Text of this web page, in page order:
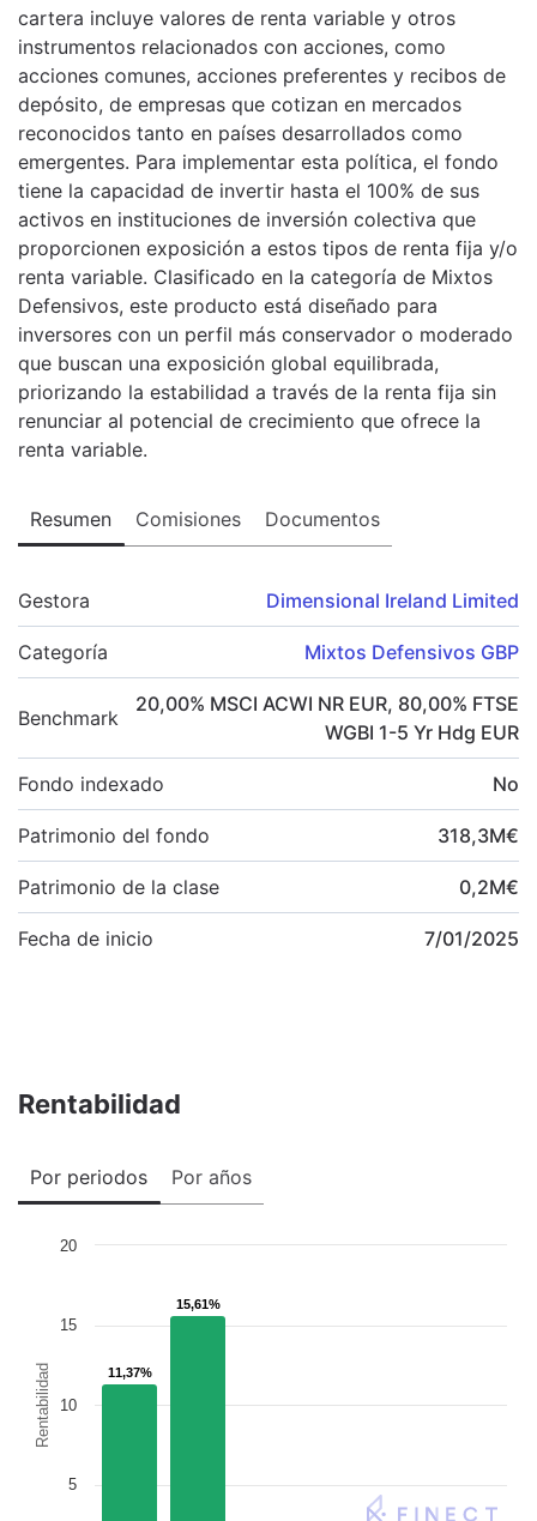
cartera incluye valores de renta variable y otros
instrumentos relacionados con acciones, como
acciones comunes, acciones preferentes y recibos de
depósito, de empresas que cotizan en mercados
reconocidos tanto en países desarrollados como
emergentes. Para implementar esta política, el fondo
tiene la capacidad de invertir hasta el 100% de sus
activos en instituciones de inversión colectiva que
proporcionen exposición a estos tipos de renta fija y/o
renta variable. Clasificado en la categoría de Mixtos
Defensivos, este producto está diseñado para
inversores con un perfil más conservador o moderado
que buscan una exposición global equilibrada,
priorizando la estabilidad a través de la renta fija sin
renunciar al potencial de crecimiento que ofrece la
renta variable.
Resumen Comisiones Documentos
Gestora Dimensional Ireland Limited
Categoría Mixtos Defensivos GBP
Benchmark
20,00% MSCI ACWI NR EUR, 80,00% FTSE
WGBI 1-5 Yr Hdg EUR
Fondo indexado No
Patrimonio del fondo 318,3M€
Patrimonio de la clase 0,2M€
Fecha de inicio 7/01/2025
Rentabilidad
Por periodos Por años
Rentabilidad 11,37%
11,37%
15,61%
15,61%
5
10
15
20